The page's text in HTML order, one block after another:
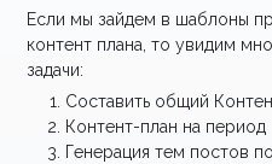
Если мы зайдем в шаблоны
контент плана, то увидим
задачи:
Составить общий
Контент-план на период
Генерация тем постов